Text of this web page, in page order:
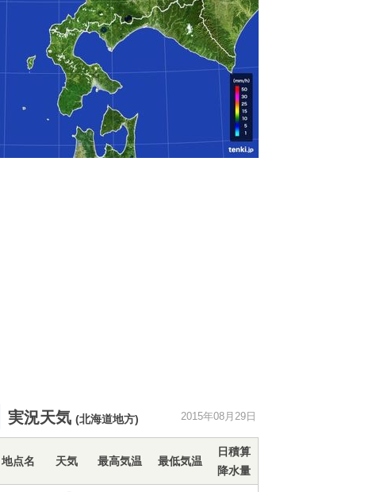
実況天気 (北海道地方) 2015年08月29日
地点名 天気 最高気温 最低気温
日積算
降水量